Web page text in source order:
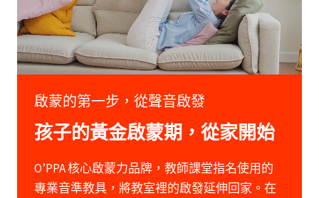
啟蒙的第一步，從聲音啟發
孩子的黃金啟蒙期，從家開始
O’PPA核心啟蒙力品牌，教師課堂指名使用的
專業音準教具，將教室裡的啟發延伸回家。在